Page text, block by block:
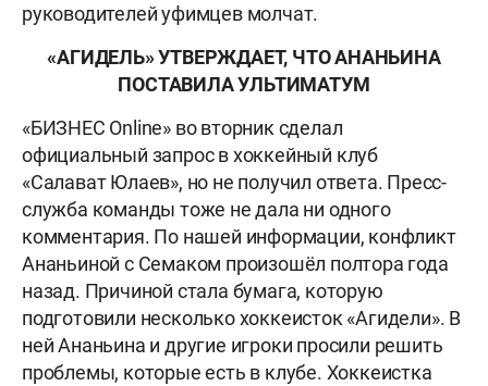
руководителей уфимцев молчат.
«АГИДЕЛЬ» УТВЕРЖДАЕТ, ЧТО АНАНЬИНА
ПОСТАВИЛА УЛЬТИМАТУМ
«БИЗНЕС Online» во вторник сделал
официальный запрос в хоккейный клуб
«Салават Юлаев», но не получил ответа. Пресс-
служба команды тоже не дала ни одного
комментария. По нашей информации, конфликт
Ананьиной с Семаком произошёл полтора года
назад. Причиной стала бумага, которую
подготовили несколько хоккеисток «Агидели». В
ней Ананьина и другие игроки просили решить
проблемы, которые есть в клубе. Хоккеистка